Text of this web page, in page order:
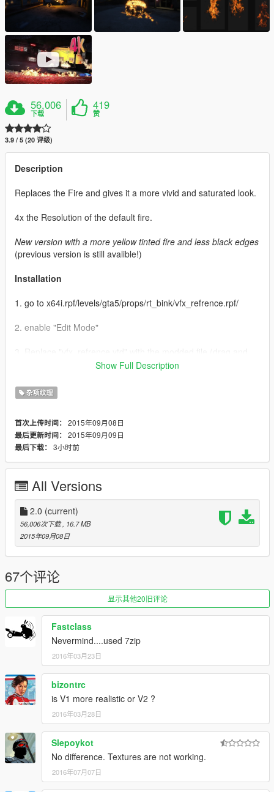
56,006
下载
419
赞
3.9 / 5 (20 评级)
Description
Replaces the Fire and gives it a more vivid and saturated look.
4x the Resolution of the default fire.
New version with a more yellow tinted fire and less black edges
(previous version is still avalible!)
Installation
1. go to x64i.rpf/levels/gta5/props/rt_bink/vfx_refrence.rpf/
2. enable "Edit Mode"
Copyright
Show Full Description
杂项纹理
首次上传时间： 2015年09月08日
最后更新时间： 2015年09月09日
最后下载： 3小时前
All Versions
2.0 (current)
56,006次下载 , 16.7 MB
2015年09月08日
67个评论
显示其他20旧评论
Fastclass
Nevermind....used 7zip
2016年03月23日
bizontrc
is V1 more realistic or V2 ?
2016年03月28日
Slepoykot
No difference. Textures are not working.
2016年07月07日